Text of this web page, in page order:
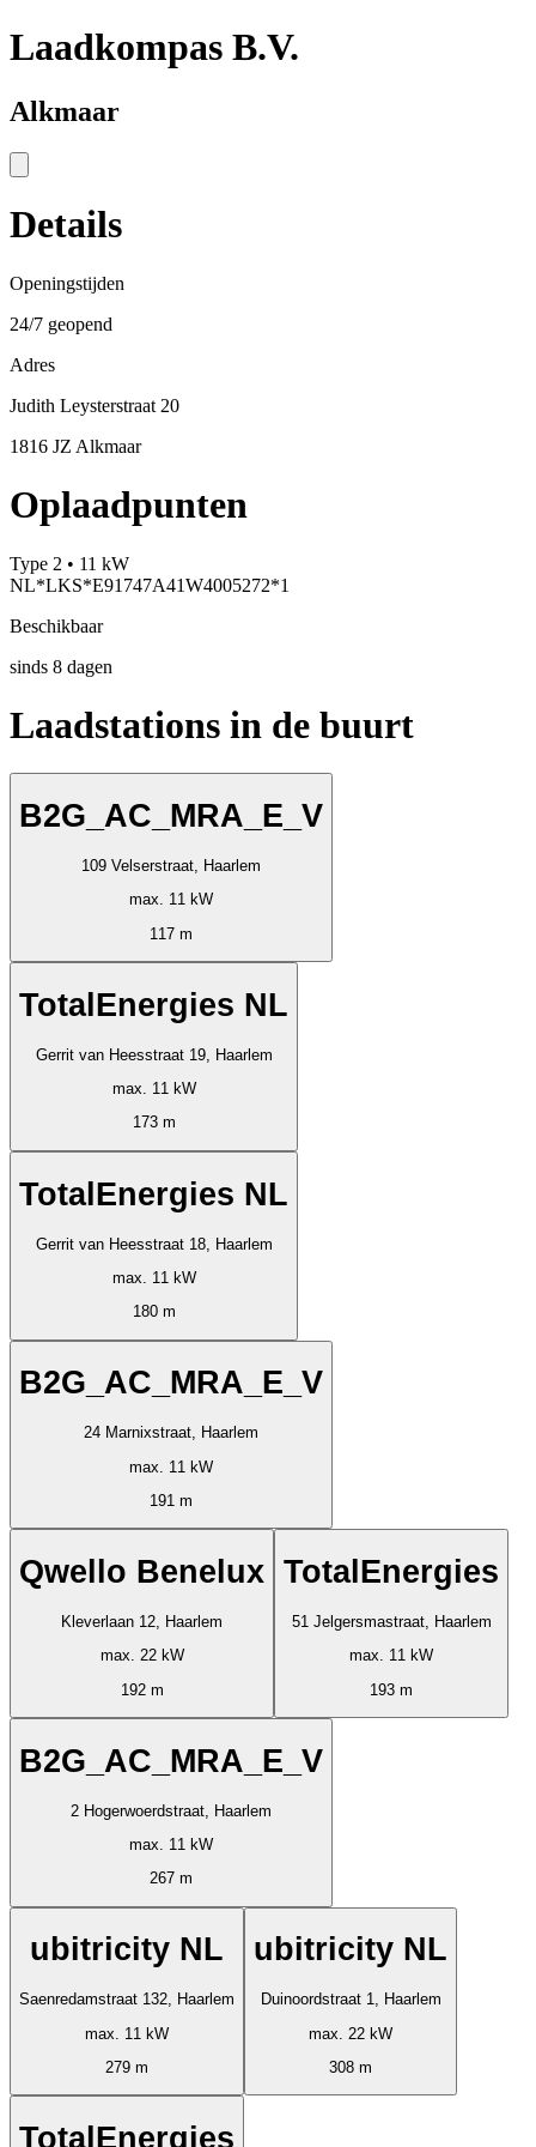
Laadkompas B.V.
Alkmaar
Details
Openingstijden
24/7 geopend
Adres
Judith Leysterstraat 20
1816 JZ Alkmaar
Oplaadpunten
Type 2 • 11 kW
NL*LKS*E91747A41W4005272*1
Beschikbaar
sinds 8 dagen
Laadstations in de buurt
B2G_AC_MRA_E_V
109 Velserstraat, Haarlem
max. 11 kW
117 m
TotalEnergies NL
Gerrit van Heesstraat 19, Haarlem
max. 11 kW
173 m
TotalEnergies NL
Gerrit van Heesstraat 18, Haarlem
max. 11 kW
180 m
B2G_AC_MRA_E_V
24 Marnixstraat, Haarlem
max. 11 kW
191 m
Qwello Benelux
Kleverlaan 12, Haarlem
max. 22 kW
192 m
TotalEnergies
51 Jelgersmastraat, Haarlem
max. 11 kW
193 m
B2G_AC_MRA_E_V
2 Hogerwoerdstraat, Haarlem
max. 11 kW
267 m
ubitricity NL
Saenredamstraat 132, Haarlem
max. 11 kW
279 m
ubitricity NL
Duinoordstraat 1, Haarlem
max. 22 kW
308 m
TotalEnergies